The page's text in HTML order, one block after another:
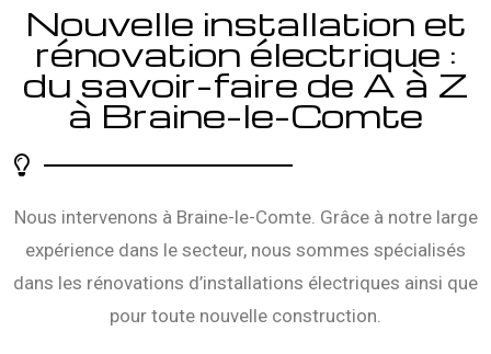
Nouvelle installation et
rénovation électrique :
du savoir-faire de A à Z
à Braine-le-Comte
Nous intervenons à Braine-le-Comte. Grâce à notre large
expérience dans le secteur, nous sommes spécialisés
dans les rénovations d’installations électriques ainsi que
pour toute nouvelle construction.